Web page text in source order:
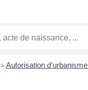
> Autorisation d'urbanisme